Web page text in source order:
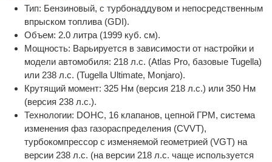
Тип: Бензиновый, с турбонаддувом и непосредственным
впрыском топлива (GDI).
Объем: 2.0 литра (1999 куб. см).
Мощность: Варьируется в зависимости от настройки и
модели автомобиля: 218 л.с. (Atlas Pro, базовые Tugella)
или 238 л.с. (Tugella Ultimate, Monjaro).
Крутящий момент: 325 Нм (версия 218 л.с.) или 350 Нм
(версия 238 л.с.).
Технологии: DOHC, 16 клапанов, цепной ГРМ, система
изменения фаз газораспределения (CVVT),
турбокомпрессор с изменяемой геометрией (VGT) на
версии 238 л.с. (на версии 218 л.с. чаще используется